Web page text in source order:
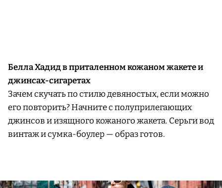
Белла Хадид в приталенном кожаном жакете и
джинсах-сигаретах
Зачем скучать по стилю девяностых, если можно
его повторить? Начните с полуприлегающих
джинсов и изящного кожаного жакета. Серьги вод
винтаж и сумка-боулер — образ готов.